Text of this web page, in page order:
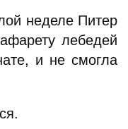
неделе Питер
лебедей
и не смогла